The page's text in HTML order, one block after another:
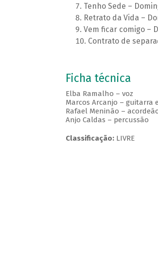
Tenho Sede –
Retrato da Vida –
Vem ficar comigo –
Contrato de
Ficha técnica
Elba Ramalho – voz
Marcos Arcanjo – guitarra
Rafael Meninão –
Anjo Caldas – percussão
Classificação: LIVRE